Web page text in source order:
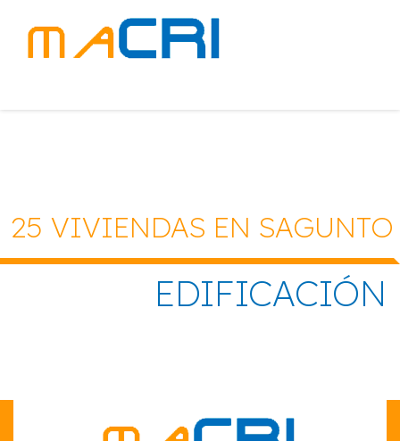
25 VIVIENDAS EN SAGUNTO
EDIFICACIÓN